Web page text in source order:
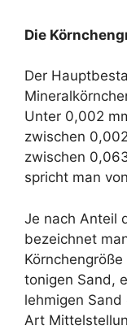
Die
Der
Unter 0,002
zwischen
zwischen
spricht man
Je nach Anteil
bezeichnet
tonigen Sand,
lehmigen
Art